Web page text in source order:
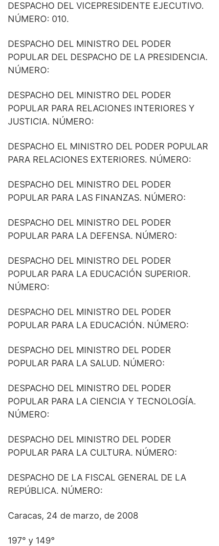
DESPACHO DEL VICEPRESIDENTE EJECUTIVO.
NÚMERO: 010.
DESPACHO DEL MINISTRO DEL PODER
POPULAR DEL DESPACHO DE LA PRESIDENCIA.
NÚMERO:
DESPACHO DEL MINISTRO DEL PODER
POPULAR PARA RELACIONES INTERIORES Y
JUSTICIA. NÚMERO:
DESPACHO EL MINISTRO DEL PODER POPULAR
PARA RELACIONES EXTERIORES. NÚMERO:
DESPACHO DEL MINISTRO DEL PODER
POPULAR PARA LAS FINANZAS. NÚMERO:
DESPACHO DEL MINISTRO DEL PODER
POPULAR PARA LA DEFENSA. NÚMERO:
DESPACHO DEL MINISTRO DEL PODER
POPULAR PARA LA EDUCACIÓN SUPERIOR.
NÚMERO:
DESPACHO DEL MINISTRO DEL PODER
POPULAR PARA LA EDUCACIÓN. NÚMERO:
DESPACHO DEL MINISTRO DEL PODER
POPULAR PARA LA SALUD. NÚMERO:
DESPACHO DEL MINISTRO DEL PODER
POPULAR PARA LA CIENCIA Y TECNOLOGÍA.
NÚMERO:
DESPACHO DEL MINISTRO DEL PODER
POPULAR PARA LA CULTURA. NÚMERO:
DESPACHO DE LA FISCAL GENERAL DE LA
REPÚBLICA. NÚMERO:
Caracas, 24 de marzo, de 2008
197° y 149°